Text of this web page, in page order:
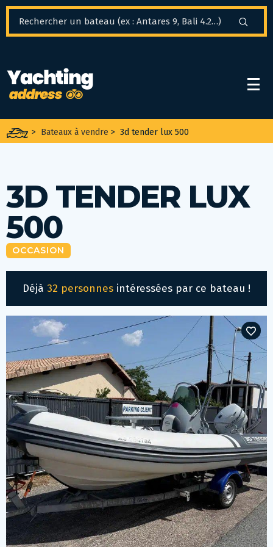
> Bateaux à vendre > 3d tender lux 500
3D TENDER LUX
500
OCCASION
Déjà 32 personnes intéressées par ce bateau !
Panneau de gestion des cookies